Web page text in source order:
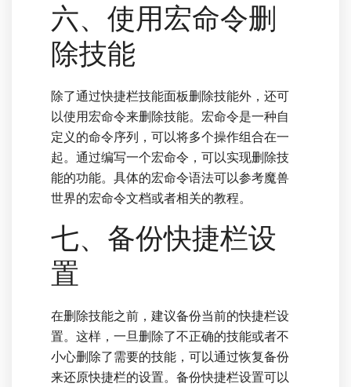
六、使用宏命令删
除技能
除了通过快捷栏技能面板删除技能外，还可
以使用宏命令来删除技能。宏命令是一种自
定义的命令序列，可以将多个操作组合在一
起。通过编写一个宏命令，可以实现删除技
能的功能。具体的宏命令语法可以参考魔兽
世界的宏命令文档或者相关的教程。
七、备份快捷栏设
置
在删除技能之前，建议备份当前的快捷栏设
置。这样，一旦删除了不正确的技能或者不
小心删除了需要的技能，可以通过恢复备份
来还原快捷栏的设置。备份快捷栏设置可以